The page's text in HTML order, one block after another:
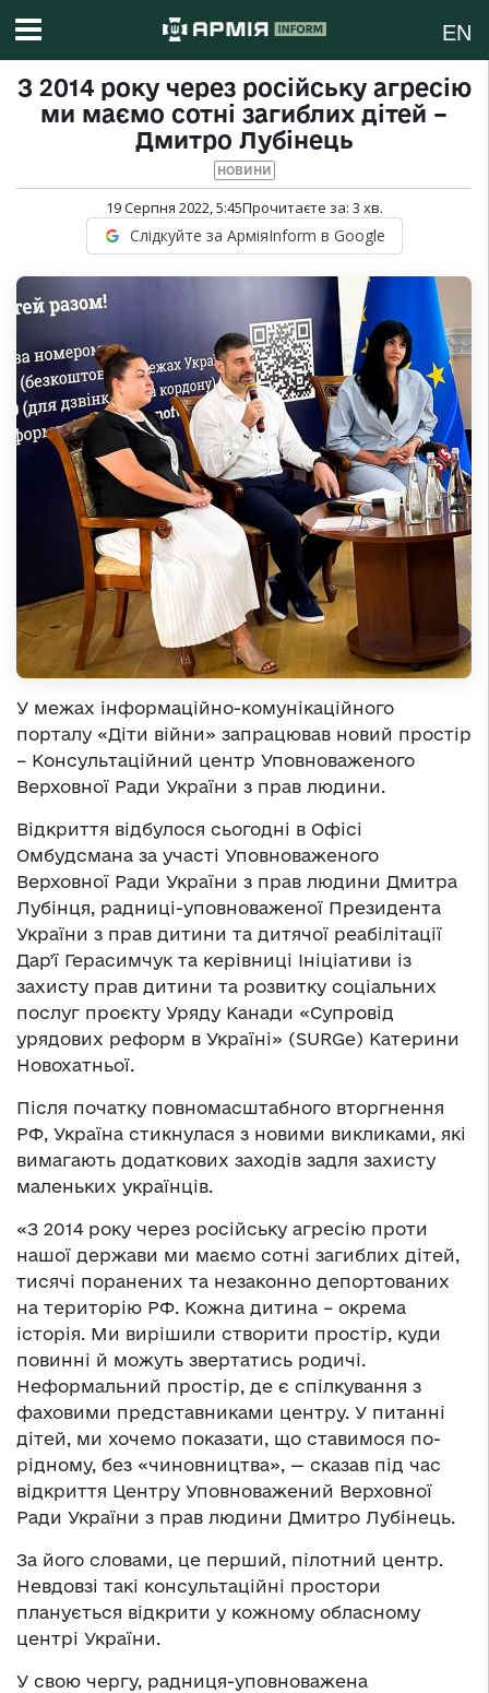
EN
З 2014 року через російську агресію
ми маємо сотні загиблих дітей –
Дмитро Лубінець
НОВИНИ
19 Серпня 2022, 5:45Прочитаєте за: 3 хв.
Слідкуйте за АрміяInform в Google
У межах інформаційно-комунікаційного
порталу «Діти війни» запрацював новий простір
– Консультаційний центр Уповноваженого
Верховної Ради України з прав людини.
Відкриття відбулося сьогодні в Офісі
Омбудсмана за участі Уповноваженого
Верховної Ради України з прав людини Дмитра
Лубінця, радниці-уповноваженої Президента
України з прав дитини та дитячої реабілітації
Дарʼї Герасимчук та керівниці Ініціативи із
захисту прав дитини та розвитку соціальних
послуг проєкту Уряду Канади «Супровід
урядових реформ в Україні» (SURGe) Катерини
Новохатньої.
Після початку повномасштабного вторгнення
РФ, Україна стикнулася з новими викликами, які
вимагають додаткових заходів задля захисту
маленьких українців.
«З 2014 року через російську агресію проти
нашої держави ми маємо сотні загиблих дітей,
тисячі поранених та незаконно депортованих
на територію РФ. Кожна дитина – окрема
історія. Ми вирішили створити простір, куди
повинні й можуть звертатись родичі.
Неформальний простір, де є спілкування з
фаховими представниками центру. У питанні
дітей, ми хочемо показати, що ставимося по-
рідному, без «чиновництва», — сказав під час
відкриття Центру Уповноважений Верховної
Ради України з прав людини Дмитро Лубінець.
За його словами, це перший, пілотний центр.
Невдовзі такі консультаційні простори
планується відкрити у кожному обласному
центрі України.
У свою чергу, радниця-уповноважена